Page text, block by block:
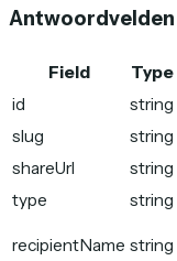
Antwoordvelden
Field Type
id
string
slug
string
shareUrl
string
type
string
recipientName string